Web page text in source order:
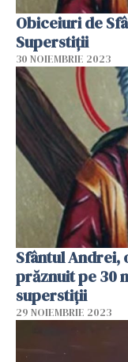
Obiceiuri de
Superstiții
30 NOIEMBRIE 2023
Sfântul
prăznuit pe 30
superstiţii
29 NOIEMBRIE 2023